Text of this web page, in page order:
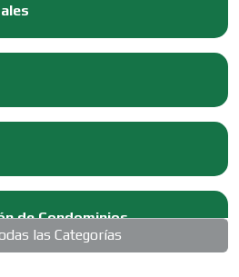
de Condominios
las Categorías